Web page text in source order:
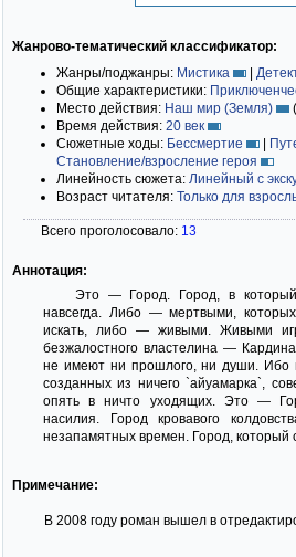
Жанрово-тематический классификатор:
Жанры/поджанры: Мистика |
Общие характеристики:
Место действия: Наш мир (Земля) (
Время действия: 20 век
Сюжетные ходы: Бессмертие |
Становление/взросление героя
Линейность сюжета: Линейный с
Возраст читателя: Только для
Всего проголосовало: 13
Аннотация:
Это — Город. Город, в который
навсегда. Либо — мертвыми,
искать, либо — живыми. Живыми
безжалостного властелина —
не имеют ни прошлого, ни души.
созданных из ничего `айуамарка`,
опять в ничто уходящих. Это —
насилия. Город кровавого
незапамятных времен. Город, который
Примечание:
В 2008 году роман вышел в